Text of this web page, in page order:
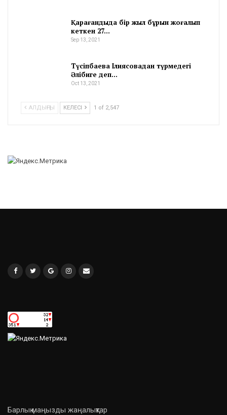
Қарағандыда бір жыл бұрын жоғалып
кеткен 27…
Sep 13, 2021
Түсіпбаева Ілиясовадан түрмедегі
Әлібиге деп…
Oct 13, 2021
АЛДЫҢҒЫ КЕЛЕСІ 1 of 2,547
Барлық маңызды жаңалықтар